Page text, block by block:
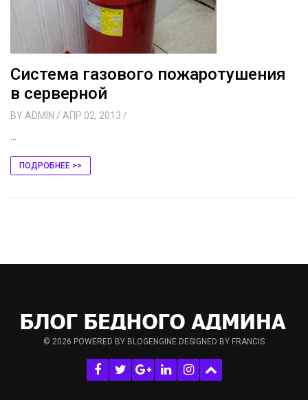
Система газового пожаротушения
в серверной
BY ADMIN / АПР 02, 2013 /
...
ПОДРОБНЕЕ >>
© 2026 POWERED BY BLOGENGINE DESIGNED BY FRANCIS